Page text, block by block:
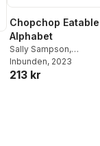
Chopchop Eatable
Alphabet
Sally Sampson,
Cottage Door Press
Inbunden, 2023
213 kr